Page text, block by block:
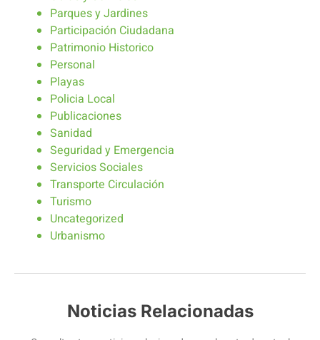
Parques y Jardines
Participación Ciudadana
Patrimonio Historico
Personal
Playas
Policia Local
Publicaciones
Sanidad
Seguridad y Emergencia
Servicios Sociales
Transporte Circulación
Turismo
Uncategorized
Urbanismo
Noticias Relacionadas